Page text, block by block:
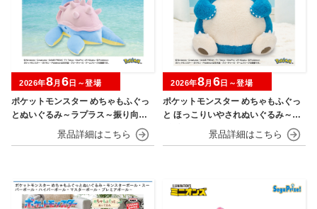
ポケットモンスター めちゃもふぐっ
とぬいぐるみ～ラプラス～振り向きv
2026年8月 6日～登場
ポケットモンスター めちゃもふぐっ
と ほっこりいやされぬいぐるみ～カ
2026年8月 6日～登場